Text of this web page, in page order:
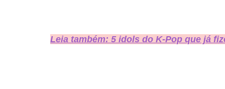
Leia também: 5 idols do K-Pop que já